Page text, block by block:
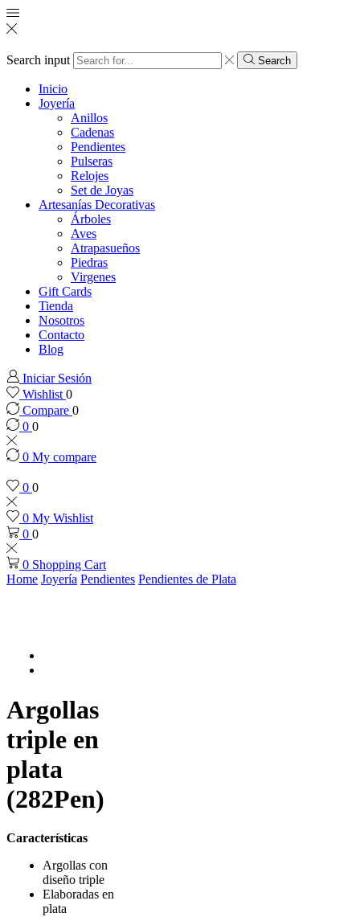
Search input Search
Inicio
Joyería
Anillos
Cadenas
Pendientes
Pulseras
Relojes
Set de Joyas
Artesanías Decorativas
Árboles
Aves
Atrapasueños
Piedras
Virgenes
Gift Cards
Tienda
Nosotros
Contacto
Blog
Iniciar Sesión
Wishlist 0
Compare 0
0 0
0 My compare
0 0
0 My Wishlist
0 0
0 Shopping Cart
Home Joyería Pendientes Pendientes de Plata
Argollas
triple en
plata
(282Pen)
Características
Argollas con
diseño triple
Elaboradas en
plata